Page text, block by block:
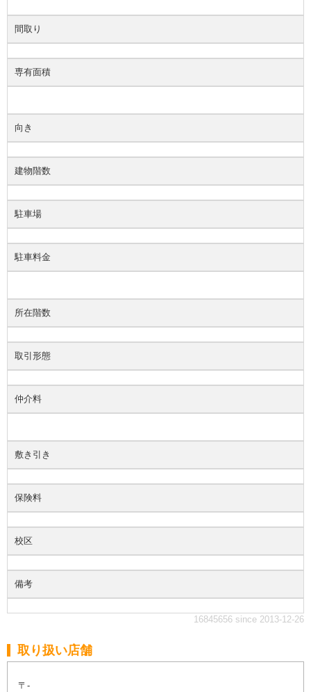
間取り
専有面積
向き
建物階数
駐車場
駐車料金
所在階数
取引形態
仲介料
敷き引き
保険料
校区
備考
16845656 since 2013-12-26
取り扱い店舗
〒-